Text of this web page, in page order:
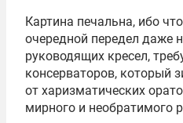
Картина печальна, ибо
очередной передел даже
руководящих кресел,
консерваторов, который
от харизматических
мирного и необратимого